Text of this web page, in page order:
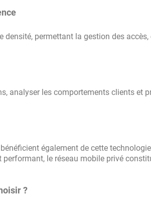
densité, permettant la gestion des
analyser les comportements clients et
également de cette
performant, le réseau mobile privé
?